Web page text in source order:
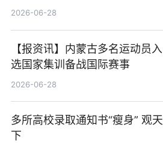
2026-06-28
【报资讯】内蒙古多名运动员入
选国家集训备战国际赛事
2026-06-28
多所高校录取通知书“瘦身” 观天
下